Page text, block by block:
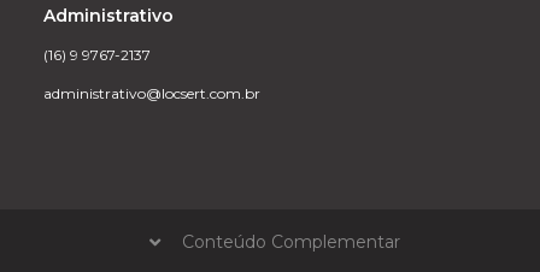
Administrativo
(16) 9 9767-2137
administrativo@locsert.com.br
Conteúdo Complementar